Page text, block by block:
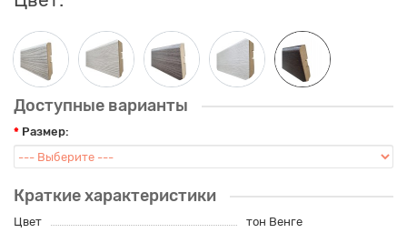
Доступные варианты
Размер:
Краткие характеристики
Цвет
тон Венге